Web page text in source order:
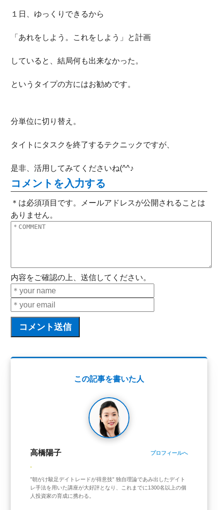
１日、ゆっくりできるから
「あれをしよう。これをしよう」と計画
していると、結局何も出来なかった。
というタイプの方にはお勧めです。
分単位に切り替え。
タイトにタスクを終了するテクニックですが、
是非、活用してみてくださいね(^^♪
コメントを入力する
＊は必須項目です。メールアドレスが公開されることは
ありません。
内容をご確認の上、送信してください。
この記事を書いた人
高橋陽子 プロフィールへ
.
”朝がけ駿足デイトレードが得意技” 独自理論であみ出したデイト
レ手法を用いた講座が大好評となり、これまでに1300名以上の個
人投資家の育成に携わる。